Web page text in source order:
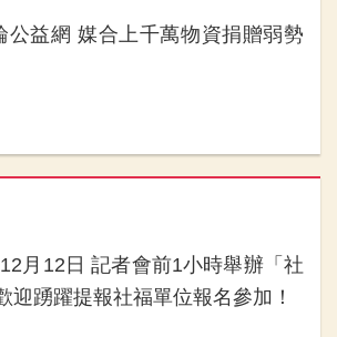
公益網 媒合上千萬物資捐贈弱勢
月12日 記者會前1小時舉辦「社
迎踴躍提報社福單位報名參加！